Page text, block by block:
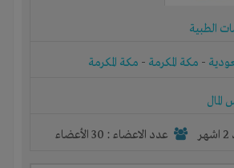
الطبية
- مكة المكرمة - مكة المكرمة
المال
عدد الاعضاء : 30 الأعضاء